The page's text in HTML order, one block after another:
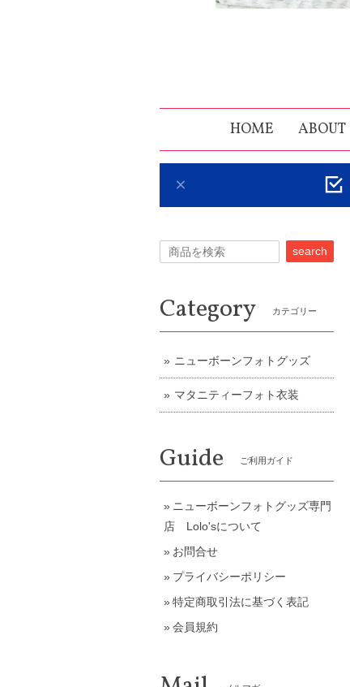
HOME ABOUT
search
Category カテゴリー
ニューボーンフォトグッズ
マタニティーフォト衣装
Guide ご利用ガイド
ニューボーンフォトグッズ専門
店 Lolo'sについて
お問合せ
プライバシーポリシー
特定商取引法に基づく表記
会員規約